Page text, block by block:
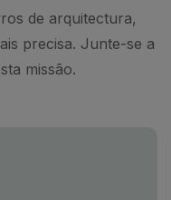
de arquitectura,
precisa. Junte-se a
missão.